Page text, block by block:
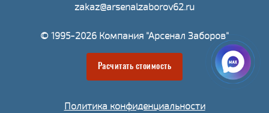
zakaz@arsenalzaborov62.ru
© 1995-2026 Компания "Арсенал Заборов"
Расчитать стоимость
Политика конфиденциальности